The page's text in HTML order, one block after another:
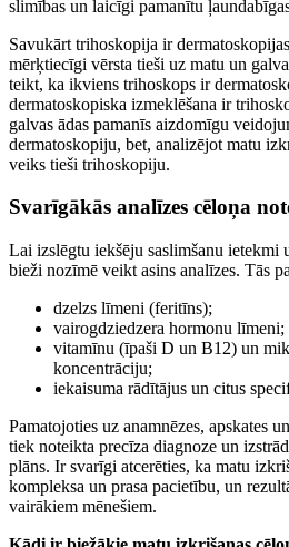
slimības un laicīgi pamanītu
Savukārt trihoskopija ir
mērķtiecīgi vērsta tieši uz matu un
teikt, ka ikviens trihoskops ir
dermatoskopiska izmeklēšana ir
galvas ādas pamanīs aizdomīgu
dermatoskopiju, bet, analizējot matu
veiks tieši trihoskopiju.
Svarīgākās analīzes cēloņa
Lai izslēgtu iekšēju saslimšanu ietekmi
bieži nozīmē veikt asins analīzes. Tās
dzelzs līmeni (feritīns);
vairogdziedzera hormonu līmeni;
vitamīnu (īpaši D un B12) un
koncentrāciju;
iekaisuma rādītājus un citus
Pamatojoties uz anamnēzes, apskates
tiek noteikta precīza diagnoze un
plāns. Ir svarīgi atcerēties, ka matu
kompleksa un prasa pacietību, un
vairākiem mēnešiem.